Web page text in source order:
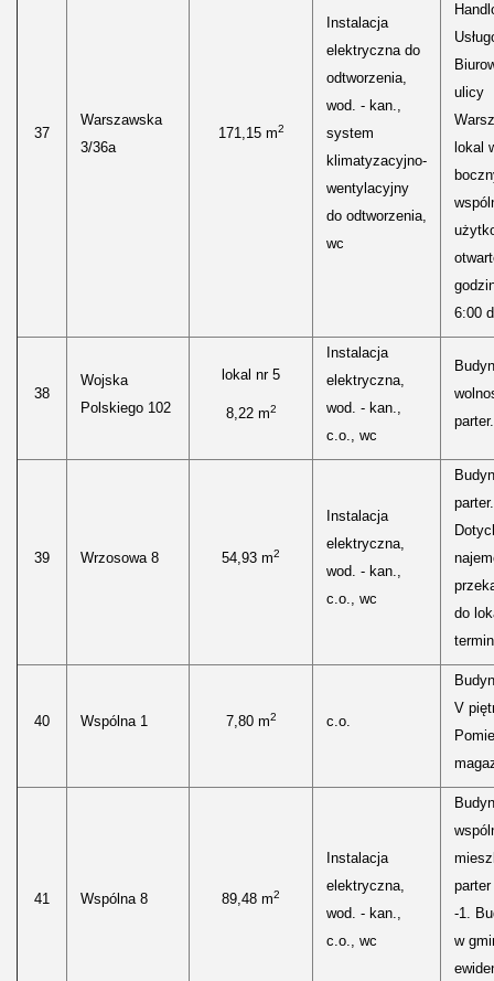
37
Warszawska
3/36a
171,15 m2
Instalacja
elektryczna do
odtworzenia,
wod. - kan.,
system
klimatyzacyjno-
wentylacyjny
do odtworzenia,
wc
ulicy
lokal
6:00
38
Wojska
Polskiego 102
lokal nr 5
8,22 m2
Instalacja
elektryczna,
wod. - kan.,
c.o., wc
parter.
39 Wrzosowa 8 54,93 m2
Instalacja
elektryczna,
wod. - kan.,
c.o., wc
parter.
do
40 Wspólna 1 7,80 m2 c.o.
V
41 Wspólna 8 89,48 m2
Instalacja
elektryczna,
wod. - kan.,
c.o., wc
-1.
w